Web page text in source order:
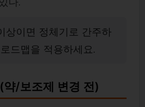
상이면 정체기로 간주하
드맵을 적용하세요.
약/보조제 변경 전)